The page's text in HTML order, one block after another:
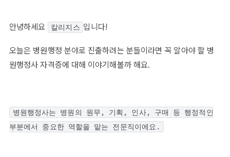
안녕하세요 칼리지스 입니다!
오늘은 병원행정 분야로 진출하려는 분들이라면 꼭 알아야 할 병
원행정사 자격증에 대해 이야기해볼까 해요.
병원행정사는 병원의 원무, 기획, 인사, 구매 등 행정적인
부분에서 중요한 역할을 맡는 전문직이에요.